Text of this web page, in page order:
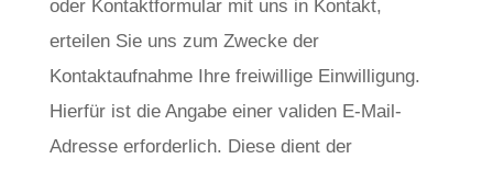
oder Kontaktformular mit uns in Kontakt,
erteilen Sie uns zum Zwecke der
Kontaktaufnahme Ihre freiwillige Einwilligung.
Hierfür ist die Angabe einer validen E-Mail-
Adresse erforderlich. Diese dient der